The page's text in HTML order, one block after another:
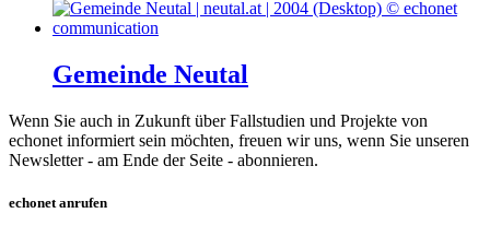
Gemeinde Neutal
Wenn Sie auch in Zukunft über Fallstudien und Projekte von
echonet informiert sein möchten, freuen wir uns, wenn Sie unseren
Newsletter - am Ende der Seite - abonnieren.
echonet anrufen